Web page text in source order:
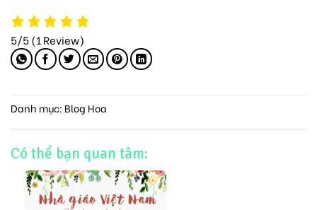
5/5(1 Review)
Danh mục: Blog Hoa
Có thể bạn quan tâm: